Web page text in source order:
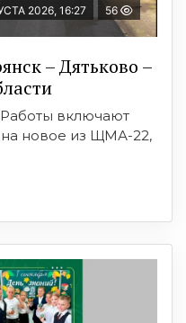
2026, 16:27 56
– Дятьково –
включают
на новое из ЩМА-22,